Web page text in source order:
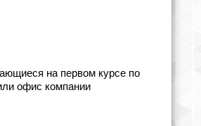
на первом курсе по
офис компании